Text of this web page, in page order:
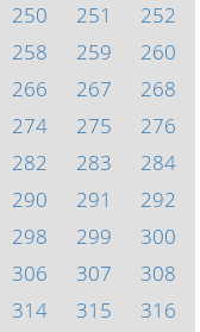
250 251
252
258 259
260
266 267
268
274 275
276
282 283
284
290 291
292
298 299
300
306 307
308
314 315
316